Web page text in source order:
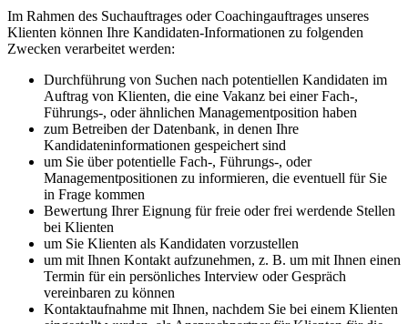
Im Rahmen des Suchauftrages oder Coachingauftrages unseres
Klienten können Ihre Kandidaten-Informationen zu folgenden
Zwecken verarbeitet werden:
Durchführung von Suchen nach potentiellen Kandidaten im
Auftrag von Klienten, die eine Vakanz bei einer Fach-,
Führungs-, oder ähnlichen Managementposition haben
zum Betreiben der Datenbank, in denen Ihre
Kandidateninformationen gespeichert sind
um Sie über potentielle Fach-, Führungs-, oder
Managementpositionen zu informieren, die eventuell für Sie
in Frage kommen
Bewertung Ihrer Eignung für freie oder frei werdende Stellen
bei Klienten
um Sie Klienten als Kandidaten vorzustellen
um mit Ihnen Kontakt aufzunehmen, z. B. um mit Ihnen einen
Termin für ein persönliches Interview oder Gespräch
vereinbaren zu können
Kontaktaufnahme mit Ihnen, nachdem Sie bei einem Klienten